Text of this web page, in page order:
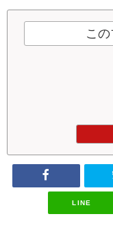
こ
LINE